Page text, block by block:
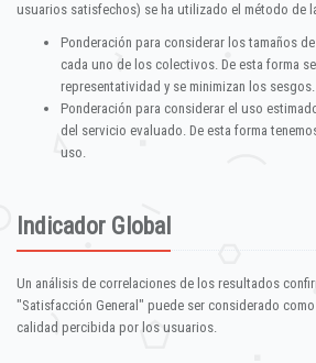
usuarios satisfechos) se ha utilizado el método de
Ponderación para considerar los tamaños
cada uno de los colectivos. De esta forma
representatividad y se minimizan los sesgos.
Ponderación para considerar el uso
del servicio evaluado. De esta forma
uso.
Indicador Global
Un análisis de correlaciones de los resultados
"Satisfacción General" puede ser considerado
calidad percibida por los usuarios.